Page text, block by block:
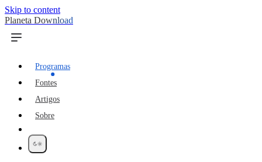
Skip to content
Planeta Download
Programas
Fontes
Artigos
Sobre